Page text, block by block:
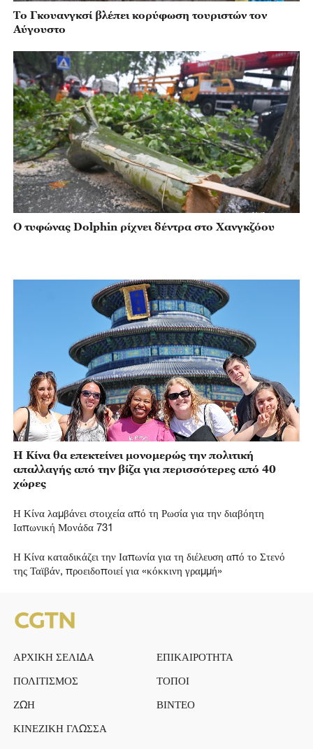
Το Γκουανγκσί βλέπει κορύφωση τουριστών τον
Αύγουστο
Ο τυφώνας Dolphin ρίχνει δέντρα στο Χανγκζόου
Η Κίνα θα επεκτείνει μονομερώς την πολιτική
απαλλαγής από την βίζα για περισσότερες από 40
χώρες
Η Κίνα λαμβάνει στοιχεία από τη Ρωσία για την διαβόητη
Ιαπωνική Μονάδα 731
Η Κίνα καταδικάζει την Ιαπωνία για τη διέλευση από το Στενό
της Ταϊβάν, προειδοποιεί για «κόκκινη γραμμή»
ΑΡΧΙΚΗ ΣΕΛΙΔΑ
ΕΠΙΚΑΙΡΟΤΗΤΑ
ΠΟΛΙΤΙΣΜΟΣ
ΤΟΠΟΙ
ΖΩΗ
ΒΙΝΤΕΟ
ΚΙΝΕΖΙΚΗ ΓΛΩΣΣΑ